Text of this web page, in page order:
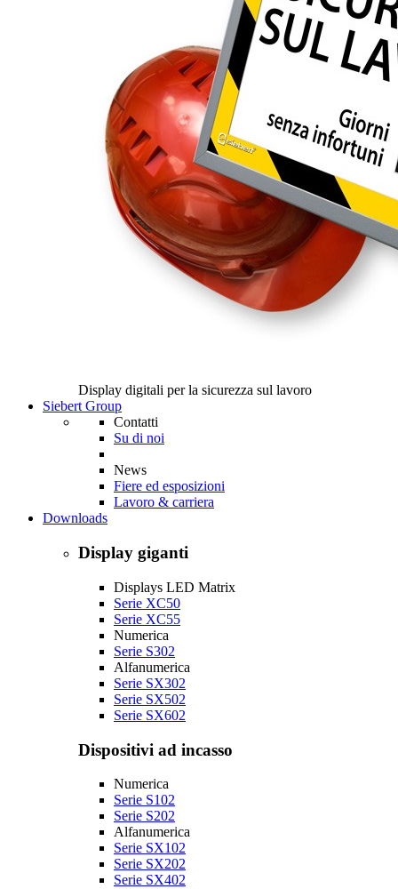
Display digitali per la sicurezza sul lavoro
Siebert Group
Contatti
Su di noi
News
Fiere ed esposizioni
Lavoro & carriera
Downloads
Display giganti
Displays LED Matrix
Serie XC50
Serie XC55
Numerica
Serie S302
Alfanumerica
Serie SX302
Serie SX502
Serie SX602
Dispositivi ad incasso
Numerica
Serie S102
Serie S202
Alfanumerica
Serie SX102
Serie SX202
Serie SX402